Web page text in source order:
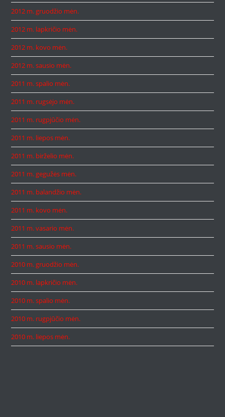
2012 m. gruodžio mėn.
2012 m. lapkričio mėn.
2012 m. kovo mėn.
2012 m. sausio mėn.
2011 m. spalio mėn.
2011 m. rugsėjo mėn.
2011 m. rugpjūčio mėn.
2011 m. liepos mėn.
2011 m. birželio mėn.
2011 m. gegužės mėn.
2011 m. balandžio mėn.
2011 m. kovo mėn.
2011 m. vasario mėn.
2011 m. sausio mėn.
2010 m. gruodžio mėn.
2010 m. lapkričio mėn.
2010 m. spalio mėn.
2010 m. rugpjūčio mėn.
2010 m. liepos mėn.